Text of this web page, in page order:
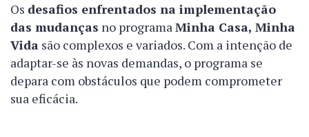
Os desafios enfrentados na implementação
das mudanças no programaMinha Casa, Minha
Vida são complexos e variados. Com a intenção de
adaptar-se às novas demandas, o programa se
depara com obstáculos que podem comprometer
sua eficácia.